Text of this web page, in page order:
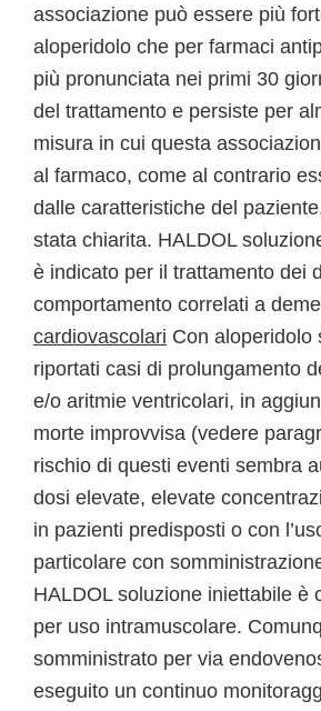
associazione può essere più
aloperidolo che per farmaci
più pronunciata nei primi 30
del trattamento e persiste per
misura in cui questa
al farmaco, come al contrario
dalle caratteristiche del
stata chiarita. HALDOL
è indicato per il trattamento dei
comportamento correlati a
cardiovascolari Con aloperidolo
riportati casi di prolungamento
e/o aritmie ventricolari, in
morte improvvisa (vedere
rischio di questi eventi sembra
dosi elevate, elevate
in pazienti predisposti o con
particolare con
HALDOL soluzione iniettabile è
per uso intramuscolare.
somministrato per via
eseguito un continuo